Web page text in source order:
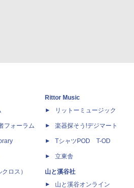
フォーラム
ロス）
Rittor Music
リットーミュージック
楽器探そう!デジマート
TシャツPOD T-OD
立東舎
山と溪谷社
山と溪谷オンライン